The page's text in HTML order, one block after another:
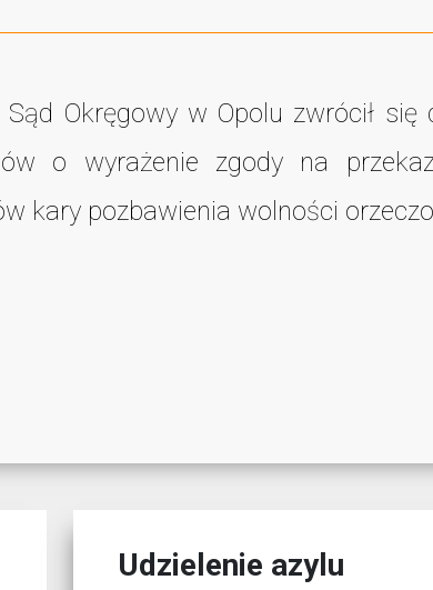
Okręgowy w Opolu zwrócił
o wyrażenie zgody na
kary pozbawienia wolności
Udzielenie azylu